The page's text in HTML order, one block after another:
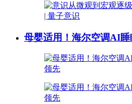
母婴适用！海尔空调AI